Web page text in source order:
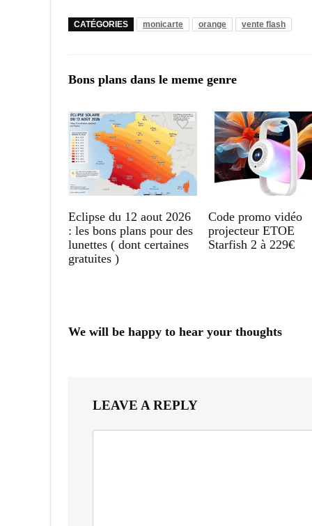
CATÉGORIES monicarte orange vente flash
Bons plans dans le meme genre
Eclipse du 12 aout 2026
: les bons plans pour des
lunettes ( dont certaines
gratuites )
Code promo vidéo
projecteur ETOE
Starfish 2 à 229€
We will be happy to hear your thoughts
LEAVE A REPLY